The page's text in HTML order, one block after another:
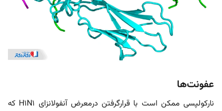
عفونت‌ها
نارکولپسی ممکن است با قرارگرفتن درمعرض آنفولانزای H1N1 که